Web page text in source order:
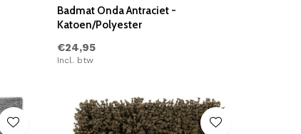
Badmat Onda Antraciet -
Katoen/Polyester
€24,95
Incl. btw